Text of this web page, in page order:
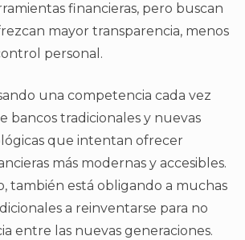
financieras, pero buscan
mayor transparencia, menos
personal.
una competencia cada vez
bancos tradicionales y nuevas
que intentan ofrecer
más modernas y accesibles.
también está obligando a muchas
a reinventarse para no
entre las nuevas generaciones.